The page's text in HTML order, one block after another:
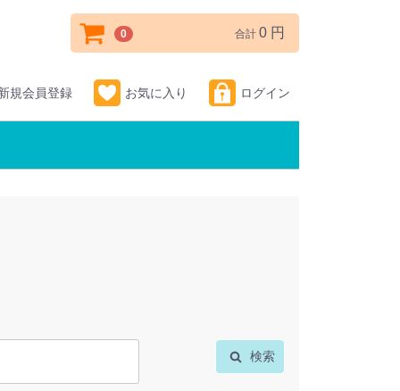
規会員登録 お気に入り ログイン
0 合計 0 円
検索